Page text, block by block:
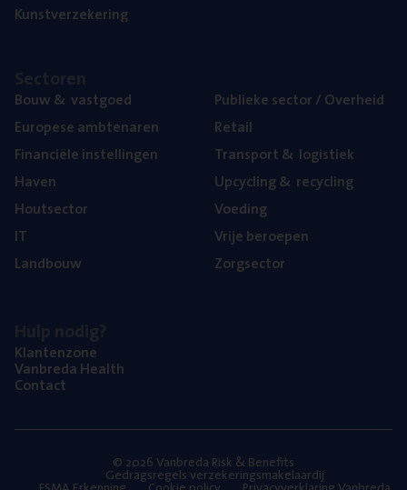
Kunst­ver­ze­ke­ring
Bouw& vastgoed
Euro­pe­se ambtenaren
Finan­ci­ë­le instellingen
Haven
Hout­sec­tor
IT
Land­bouw
Publie­ke sec­tor / Overheid
Retail
Trans­port& logistiek
Upcy­cling& recycling
Voe­ding
Vrije beroe­pen
Zorg­sec­tor
Klan­ten­zo­ne
Van­b­re­da Health
Con­tact
© 2026 Vanbreda Risk & Benefits
Gedragsregels verzekeringsmakelaardij